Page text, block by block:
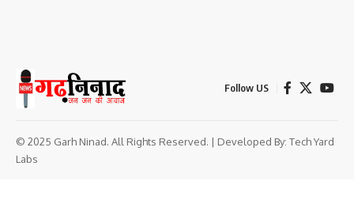
Follow US
© 2025 Garh Ninad. All Rights Reserved. | Developed By: Tech Yard
Labs